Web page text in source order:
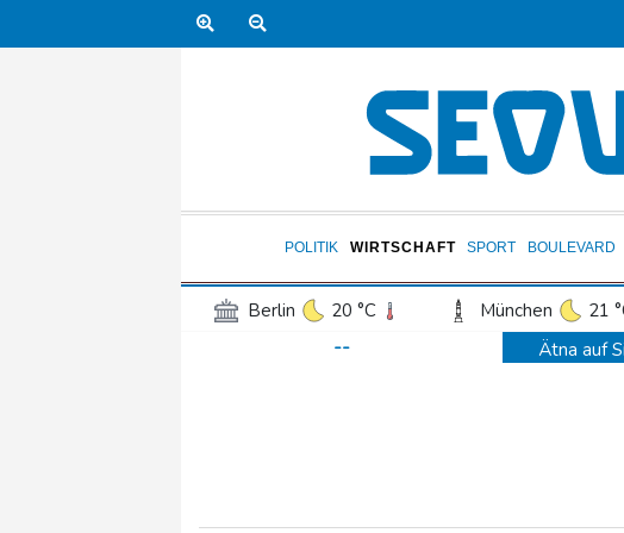
POLITIK WIRTSCHAFT SPORT BOULEVARD
Berlin 20 °C München 21
Frankfurt am Main
--
Ätna auf
Sieg auf